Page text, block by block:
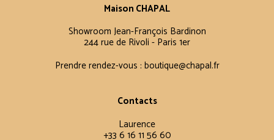
Maison CHAPAL
Showroom Jean-François Bardinon
244 rue de Rivoli - Paris 1er
Prendre rendez-vous : boutique@chapal.fr
Contacts
Laurence
+33 6 16 11 56 60